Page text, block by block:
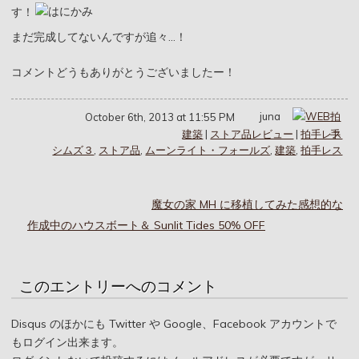
す！
まだ完成してないんですが追々…！
コメントどうもありがとうございましたー！
October 6th, 2013 at 11:55 PM
juna
建築 | ストア品レビュー |拍手レス
シムズ３
ストア品 ムーンライト・フォールズ ,建築 ,拍手レス
魔女の家 MH に移植してみた感想的な
作成中のハウスボート＆ Sunlit Tides 50% OFF
このエントリーへのコメント
Disqus のほかにも Twitter や Google、Facebook アカウントで
もログイン出来ます。